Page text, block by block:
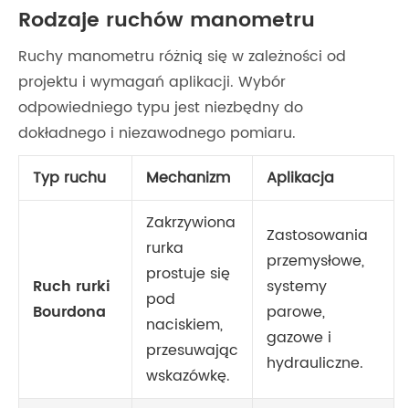
Rodzaje ruchów manometru
Ruchy manometru różnią się w zależności od
projektu i wymagań aplikacji. Wybór
odpowiedniego typu jest niezbędny do
dokładnego i niezawodnego pomiaru.
Typ ruchu
Mechanizm Aplikacja
Ruch rurki
Bourdona
Zakrzywiona
rurka
prostuje się
pod
naciskiem,
przesuwając
wskazówkę.
Zastosowania
przemysłowe,
systemy
parowe,
gazowe i
hydrauliczne.